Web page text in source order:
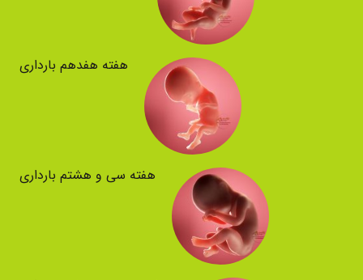
هفته هفدهم بارداری
هفته سی و هشتم بارداری